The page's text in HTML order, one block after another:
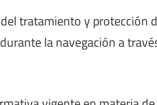
tratamiento y protección
la navegación a